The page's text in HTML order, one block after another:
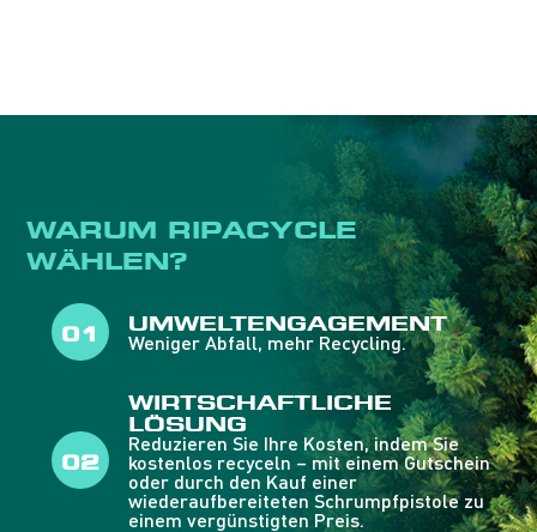
WARUM RIPACYCLE
WÄHLEN?
UMWELTENGAGEMENT
Weniger Abfall, mehr Recycling.
WIRTSCHAFTLICHE
LÖSUNG
Reduzieren Sie Ihre Kosten, indem Sie
kostenlos recyceln – mit einem Gutschein
oder durch den Kauf einer
wiederaufbereiteten Schrumpfpistole zu
einem vergünstigten Preis.